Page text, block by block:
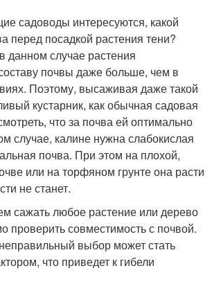
садоводы интересуются, какой
перед посадкой растения тени?
данном случае растения
почвы даже больше, чем в
Поэтому, высаживая даже такой
кустарник, как обычная садовая
что за почва ей оптимально
случае, калине нужна слабокислая
почва. При этом на плохой,
или на торфяном грунте она расти
не станет.
сажать любое растение или дерево
проверить совместимость с почвой.
выбор может стать
что приведет к гибели